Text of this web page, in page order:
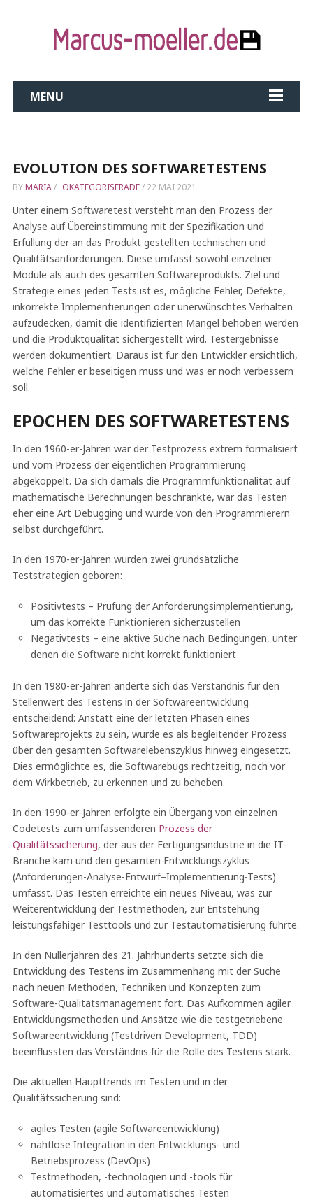
MENU
EVOLUTION DES SOFTWARETESTENS
BYMARIA/ OKATEGORISERADE/ 22 MAI 2021
Unter einem Softwaretest versteht man den Prozess der
Analyse auf Übereinstimmung mit der Spezifikation und
Erfüllung der an das Produkt gestellten technischen und
Qualitätsanforderungen. Diese umfasst sowohl einzelner
Module als auch des gesamten Softwareprodukts. Ziel und
Strategie eines jeden Tests ist es, mögliche Fehler, Defekte,
inkorrekte Implementierungen oder unerwünschtes Verhalten
aufzudecken, damit die identifizierten Mängel behoben werden
und die Produktqualität sichergestellt wird. Testergebnisse
werden dokumentiert. Daraus ist für den Entwickler ersichtlich,
welche Fehler er beseitigen muss und was er noch verbessern
soll.
EPOCHEN DES SOFTWARETESTENS
In den 1960-er-Jahren war der Testprozess extrem formalisiert
und vom Prozess der eigentlichen Programmierung
abgekoppelt. Da sich damals die Programmfunktionalität auf
mathematische Berechnungen beschränkte, war das Testen
eher eine Art Debugging und wurde von den Programmierern
selbst durchgeführt.
In den 1970-er-Jahren wurden zwei grundsätzliche
Teststrategien geboren:
Positivtests – Prüfung der Anforderungsimplementierung,
um das korrekte Funktionieren sicherzustellen
Negativtests – eine aktive Suche nach Bedingungen, unter
denen die Software nicht korrekt funktioniert
In den 1980-er-Jahren änderte sich das Verständnis für den
Stellenwert des Testens in der Softwareentwicklung
entscheidend: Anstatt eine der letzten Phasen eines
Softwareprojekts zu sein, wurde es als begleitender Prozess
über den gesamten Softwarelebenszyklus hinweg eingesetzt.
Dies ermöglichte es, die Softwarebugs rechtzeitig, noch vor
dem Wirkbetrieb, zu erkennen und zu beheben.
In den 1990-er-Jahren erfolgte ein Übergang von einzelnen
Codetests zum umfassenderen Prozess der
Qualitätssicherung, der aus der Fertigungsindustrie in die IT-
Branche kam und den gesamten Entwicklungszyklus
(Anforderungen-Analyse-Entwurf–Implementierung-Tests)
umfasst. Das Testen erreichte ein neues Niveau, was zur
Weiterentwicklung der Testmethoden, zur Entstehung
leistungsfähiger Testtools und zur Testautomatisierung führte.
In den Nullerjahren des 21. Jahrhunderts setzte sich die
Entwicklung des Testens im Zusammenhang mit der Suche
nach neuen Methoden, Techniken und Konzepten zum
Software-Qualitätsmanagement fort. Das Aufkommen agiler
Entwicklungsmethoden und Ansätze wie die testgetriebene
Softwareentwicklung (Testdriven Development, TDD)
beeinflussten das Verständnis für die Rolle des Testens stark.
Die aktuellen Haupttrends im Testen und in der
Qualitätssicherung sind:
agiles Testen (agile Softwareentwicklung)
nahtlose Integration in den Entwicklungs- und
Betriebsprozess (DevOps)
Testmethoden, -technologien und -tools für
automatisiertes und automatisches Testen